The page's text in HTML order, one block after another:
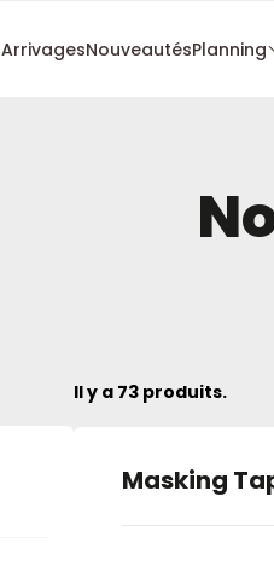
ArrivagesNouveautésPlanning
Il y a 73 produits.
Masking